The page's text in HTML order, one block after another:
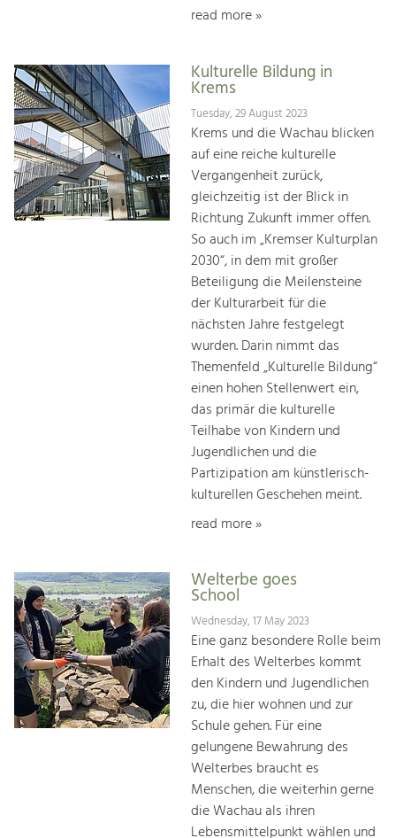
read more »
Kulturelle Bildung in
Krems
Tuesday, 29 August 2023
Krems und die Wachau blicken
auf eine reiche kulturelle
Vergangenheit zurück,
gleichzeitig ist der Blick in
Richtung Zukunft immer offen.
So auch im „Kremser Kulturplan
2030“, in dem mit großer
Beteiligung die Meilensteine
der Kulturarbeit für die
nächsten Jahre festgelegt
wurden. Darin nimmt das
Themenfeld „Kulturelle Bildung“
einen hohen Stellenwert ein,
das primär die kulturelle
Teilhabe von Kindern und
Jugendlichen und die
Partizipation am künstlerisch-
kulturellen Geschehen meint.
read more »
Welterbe goes
School
Wednesday, 17 May 2023
Eine ganz besondere Rolle beim
Erhalt des Welterbes kommt
den Kindern und Jugendlichen
zu, die hier woh­nen und zur
Schule gehen. Für eine
gelungene Bewah­rung des
Welterbes braucht es
Menschen, die weiterhin gerne
die Wachau als ihren
Lebensmittelpunkt wählen und